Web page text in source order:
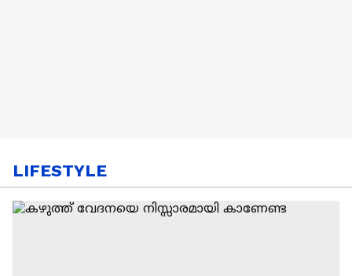
LIFESTYLE